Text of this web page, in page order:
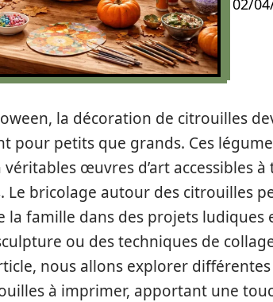
02/
la décoration de citrouilles
pour petits que grands. Ces
œuvres d’art accessibles
Le bricolage autour des citrouilles
la famille dans des projets ludiques
ou des techniques de
nous allons explorer
à imprimer, apportant une